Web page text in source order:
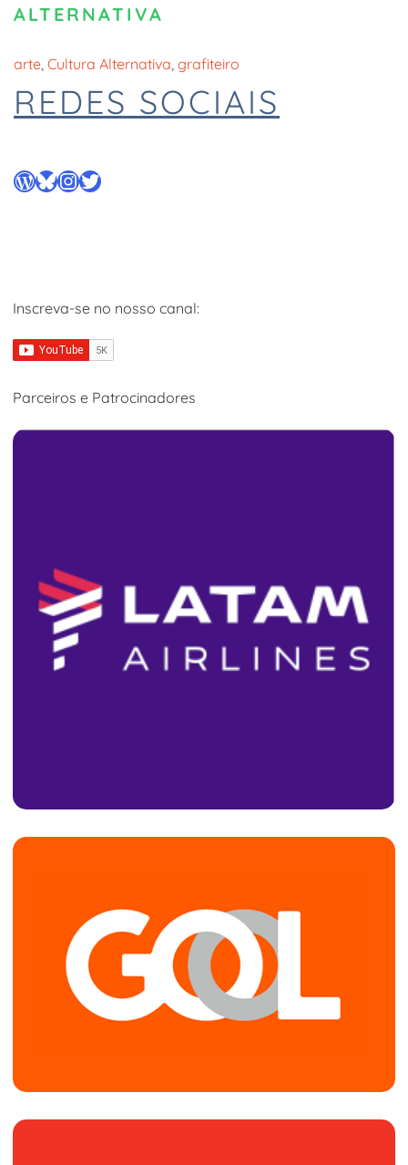
ALTERNATIVA
arte, Cultura Alternativa, grafiteiro
REDES SOCIAIS
WordPress
Bluesky
Instagram
Twitter
Inscreva-se no nosso canal:
Parceiros e Patrocinadores